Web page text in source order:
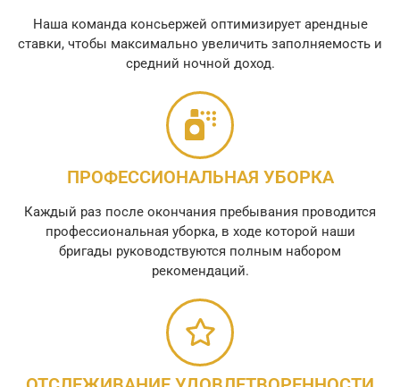
Наша команда консьержей оптимизирует арендные
ставки, чтобы максимально увеличить заполняемость и
средний ночной доход.
ПРОФЕССИОНАЛЬНАЯ УБОРКА
Каждый раз после окончания пребывания проводится
профессиональная уборка, в ходе которой наши
бригады руководствуются полным набором
рекомендаций.